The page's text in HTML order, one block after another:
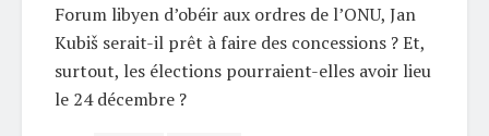
Forum libyen d’obéir aux ordres de l’ONU, Jan
Kubiš serait-il prêt à faire des concessions ? Et,
surtout, les élections pourraient-elles avoir lieu
le 24 décembre ?